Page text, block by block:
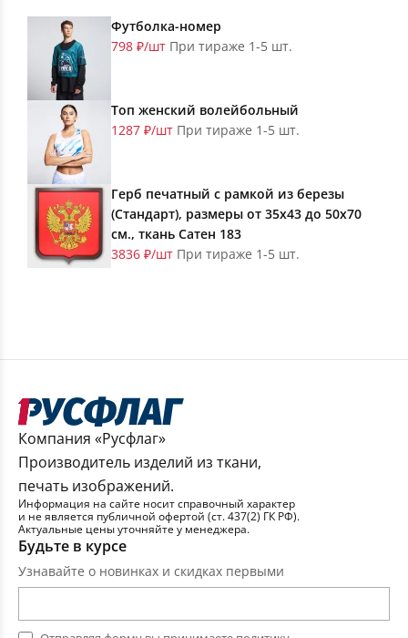
Футболка-номер
798 ₽/шт При тираже 1-5 шт.
Топ женский волейбольный
1287 ₽/шт При тираже 1-5 шт.
Герб печатный с рамкой из березы
(Стандарт), размеры от 35х43 до 50х70
см., ткань Сатен 183
3836 ₽/шт При тираже 1-5 шт.
Компания «Русфлаг»
Производитель изделий из ткани,
печать изображений.
Информация на сайте носит справочный характер
и не является публичной офертой (ст. 437(2) ГК РФ).
Актуальные цены уточняйте у менеджера.
Будьте в курсе
Узнавайте о новинках и скидках первыми